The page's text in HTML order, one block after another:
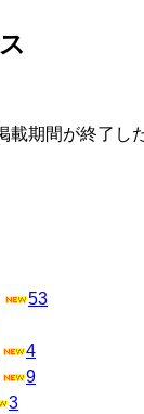
期間が終了し
53
4
9
3